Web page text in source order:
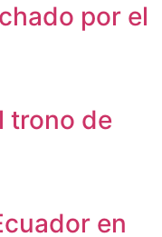
por el
trono de
en